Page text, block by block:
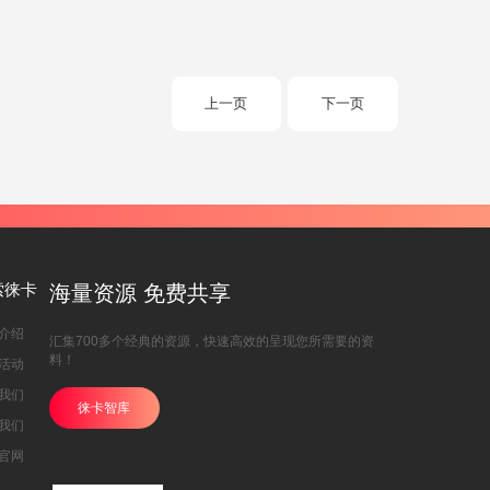
上一页 下一页
徕卡
绍
动
们
们
网
海量资源 免费共享
汇集700多个经典的资源，快速高效的呈现您所需要的资
料！
徕卡智库